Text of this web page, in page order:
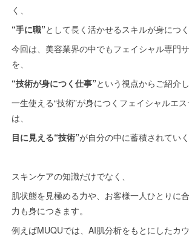
く、
“手に職”として長く活かせるスキルが身につく
今回は、美容業界の中でもフェイシャル専門
を、
“技術が身につく仕事”という視点からご紹介し
一生使える“技術”が身につくフェイシャルエ
は、
目に見える“技術”が自分の中に蓄積されていく
スキンケアの知識だけでなく、
肌状態を見極める力や、お客様一人ひとりに
力も身につきます。
例えばMUQUでは、AI肌分析をもとにしたカ